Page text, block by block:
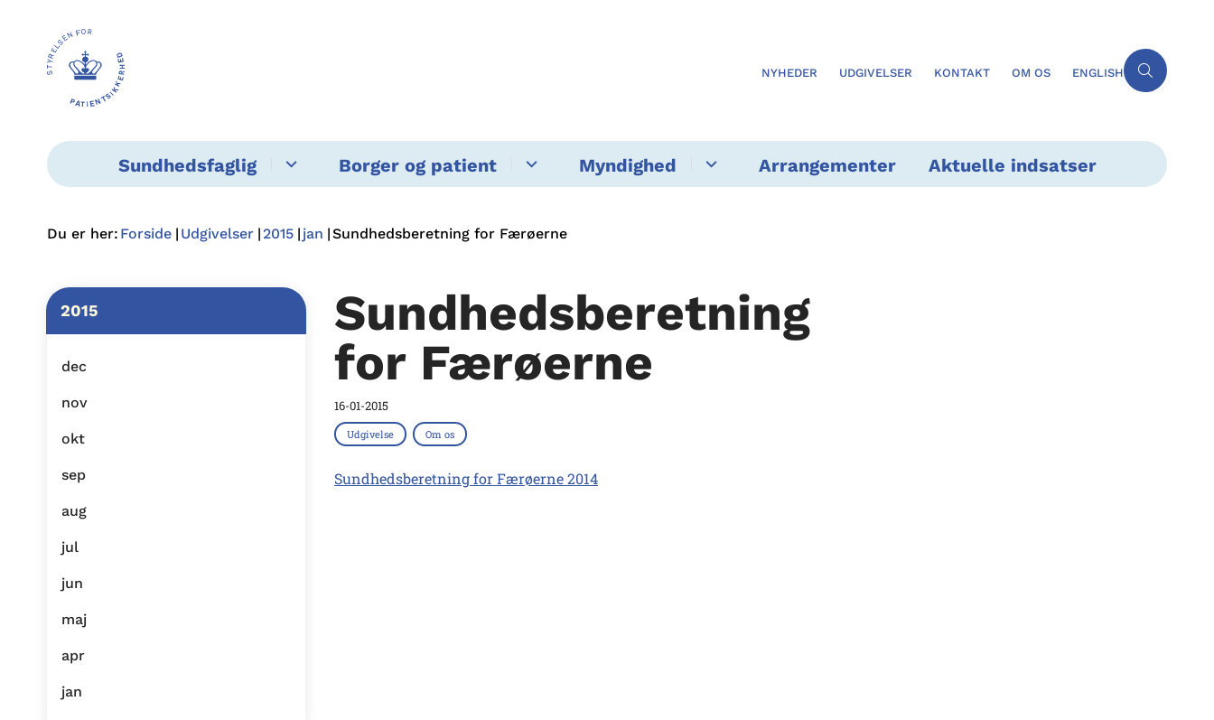
NYHEDER UDGIVELSER KONTAKT OM OS ENGLISH
Sundhedsfaglig Borger og patient Myndighed Arrangementer Aktuelle indsatser
Du er her: Forside Udgivelser 2015 jan Sundhedsberetning for Færøerne
2015
dec
nov
okt
sep
aug
jul
jun
maj
apr
jan
Sundhedsberetning
for Færøerne
16-01-2015
Udgivelse Om os
Sundhedsberetning for Færøerne 2014